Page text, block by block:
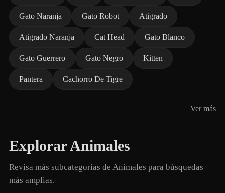
Gato Naranja Gato Robot Atigrado
Atigrado Naranja Cat Head Gato Blanco
Gato Guerrero Gato Negro Kitten
Pantera Cachorro De Tigre
Ver más
Explorar Animales
Revisa más subcategorías de Animales para búsquedas
más amplias.